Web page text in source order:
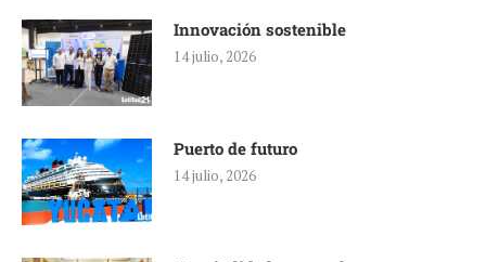
Innovación sostenible
14 julio, 2026
Puerto de futuro
14 julio, 2026